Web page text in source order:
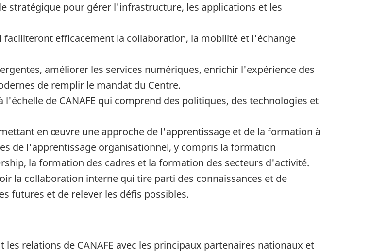
stratégique pour gérer l'infrastructure, les applications et les
efficacement la collaboration, la mobilité et l'échange
améliorer les services numériques, enrichir l'expérience des
de remplir le mandat du Centre.
de CANAFE qui comprend des politiques, des technologies et
en œuvre une approche de l'apprentissage et de la formation à
de l'apprentissage organisationnel, y compris la formation
la formation des cadres et la formation des secteurs d'activité.
la collaboration interne qui tire parti des connaissances et de
futures et de relever les défis possibles.
relations de CANAFE avec les principaux partenaires nationaux et